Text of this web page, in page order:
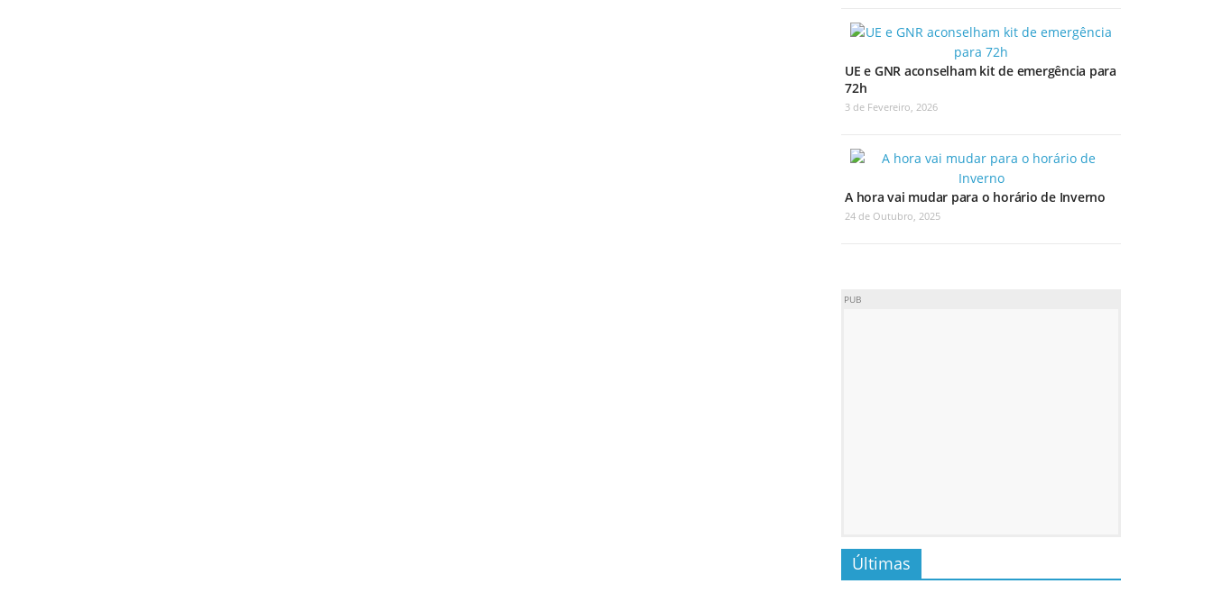
UE e GNR aconselham kit de emergência para
72h
3 de Fevereiro, 2026
A hora vai mudar para o horário de Inverno
24 de Outubro, 2025
PUB
Últimas